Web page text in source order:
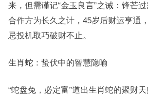
来，但需谨记“金玉良言”之诫：锋芒
合作方为长久之计，45岁后财运亨通
忌投机取巧破财不止。
生肖蛇：蛰伏中的智慧隐喻
“蛇盘兔，必定富”道出生肖蛇的聚财